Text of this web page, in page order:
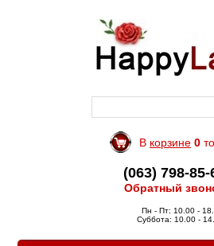
В корзине 0
(063) 798-85-
Обратный
Пн - Пт: 10.00 -
Суббота: 10.00 -